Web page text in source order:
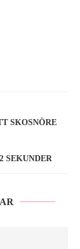
SKOSNÖRE
SEKUNDER